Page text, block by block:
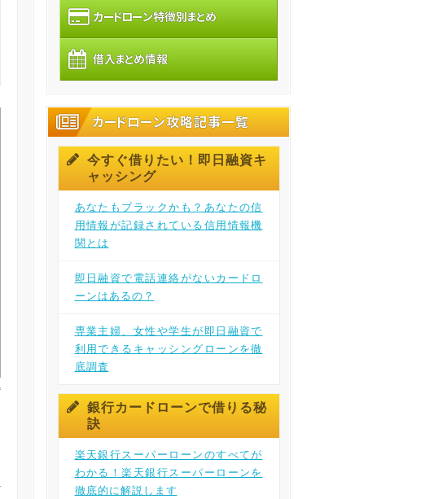
カードローン特徴別まとめ
借入まとめ情報
カードローン攻略記事一覧
今すぐ借りたい！即日融資キ
ャッシング
あなたもブラックかも？あなたの信
用情報が記録されている信用情報機
関とは
即日融資で電話連絡がないカードロ
ーンはあるの？
専業主婦、女性や学生が即日融資で
利用できるキャッシングローンを徹
底調査
銀行カードローンで借りる秘
訣
楽天銀行スーパーローンのすべてが
わかる！楽天銀行スーパーローンを
徹底的に解説します